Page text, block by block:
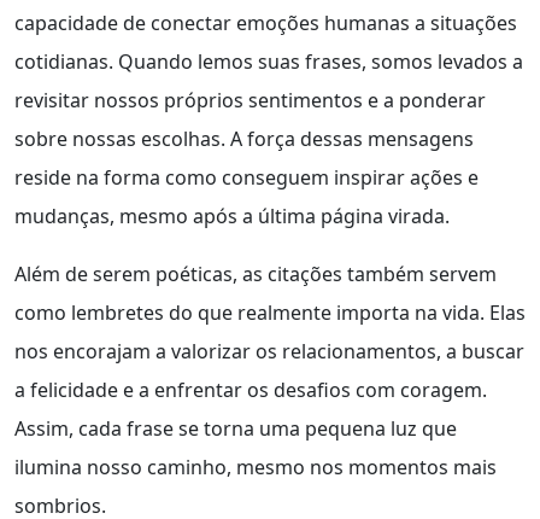
capacidade de conectar emoções humanas a situações
cotidianas. Quando lemos suas frases, somos levados a
revisitar nossos próprios sentimentos e a ponderar
sobre nossas escolhas. A força dessas mensagens
reside na forma como conseguem inspirar ações e
mudanças, mesmo após a última página virada.
Além de serem poéticas, as citações também servem
como lembretes do que realmente importa na vida. Elas
nos encorajam a valorizar os relacionamentos, a buscar
a felicidade e a enfrentar os desafios com coragem.
Assim, cada frase se torna uma pequena luz que
ilumina nosso caminho, mesmo nos momentos mais
sombrios.